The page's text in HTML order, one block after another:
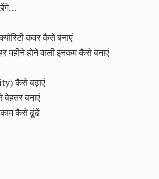
कवर कैसे बनाएं
महीने होने वाली इनकम कैसे बनाएं
कैसे बढ़ाएं
बनाएं
कैसे ढूंढें